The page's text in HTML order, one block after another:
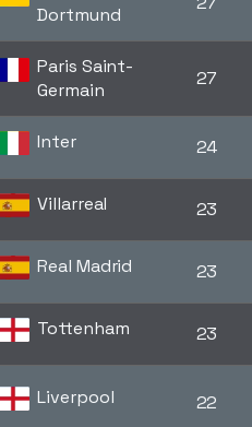
Dortmund
Paris Saint-
Germain
27
Inter 24
Villarreal 23
Real Madrid 23
Tottenham 23
Liverpool 22